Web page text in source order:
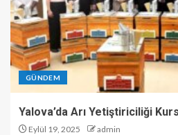
GÜNDEM
Yalova’da Arı Yetiştiriciliği
Eylül 19, 2025 admin